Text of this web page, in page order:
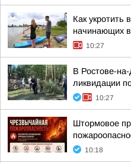
Как укротить
начинающих
10:27
В Ростове-на-
ликвидации
10:27
Штормовое
10:18